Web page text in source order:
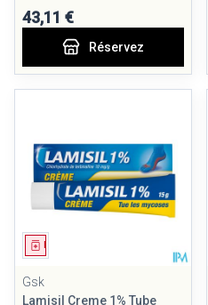
43,11 €
Réservez
Gsk
Lamisil Creme 1% Tube